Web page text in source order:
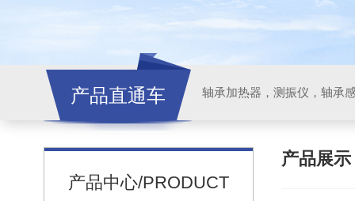
产品直通车 轴承加热器，测振仪，轴承
产品中心/PRODUCT
产品展示